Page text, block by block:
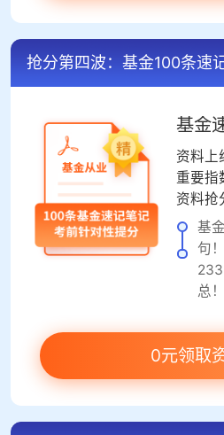
抢分第四波：基金100条速
基金
资料上
重要指
资料抢
基
句！
总！
0元领取